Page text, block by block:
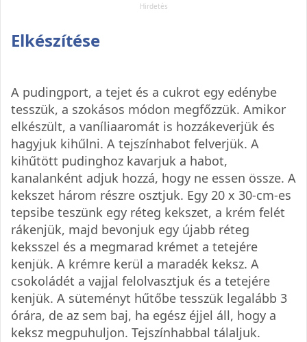
Elkészítése
A pudingport, a tejet és a cukrot egy edénybe
tesszük, a szokásos módon megfőzzük. Amikor
elkészült, a vaníliaaromát is hozzákeverjük és
hagyjuk kihűlni. A tejszínhabot felverjük. A
kihűtött pudinghoz kavarjuk a habot,
kanalanként adjuk hozzá, hogy ne essen össze. A
kekszet három részre osztjuk. Egy 20 x 30-cm-es
tepsibe teszünk egy réteg kekszet, a krém felét
rákenjük, majd bevonjuk egy újabb réteg
keksszel és a megmarad krémet a tetejére
kenjük. A krémre kerül a maradék keksz. A
csokoládét a vajjal felolvasztjuk és a tetejére
kenjük. A süteményt hűtőbe tesszük legalább 3
órára, de az sem baj, ha egész éjjel áll, hogy a
keksz megpuhuljon. Tejszínhabbal tálaljuk.